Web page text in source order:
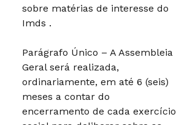
sobre matérias de interesse do
Imds .
Parágrafo Único – A Assembleia
Geral será realizada,
ordinariamente, em até 6 (seis)
meses a contar do
encerramento de cada exercício